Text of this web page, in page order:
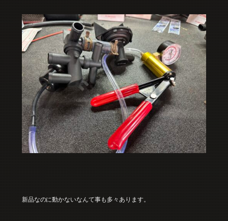
新品なのに動かないなんて事も多々あります。